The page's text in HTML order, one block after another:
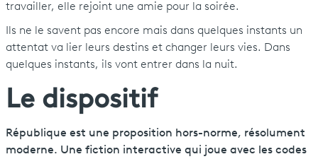
travailler, elle rejoint une amie pour la soirée.
Ils ne le savent pas encore mais dans quelques instants un
attentat va lier leurs destins et changer leurs vies. Dans
quelques instants, ils vont entrer dans la nuit.
Le dispositif
République est une proposition hors-norme, résolument
moderne. Une fiction interactive qui joue avec les codes